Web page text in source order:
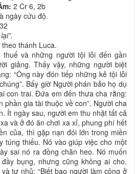
2 Cr 6, 2b
ngày cứu độ.
thánh Luca.
thuế và những người tội lỗi đến gần
giảng. Thấy vậy, những người biệt
“Ông này đón tiếp những kẻ tội lỗi
Bấy giờ Người phán bảo họ dụ
con trai. Ðứa em đến thưa cha rằng:
phần gia tài thuộc về con”. Người cha
Ít ngày sau, người em thu nhặt tất cả
và ở đó ăn chơi xa xỉ, phung phí hết
của, thì gặp nạn đói lớn trong miền
túng thiếu. Nó vào giúp việc cho một
sai nó ra đồng chăn heo. Nó muốn
bụng, nhưng cũng không ai cho.
tự nhủ: “Biết bao người làm công ở